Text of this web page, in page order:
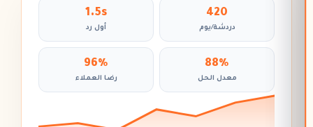
420
دردشة/يوم
1.5s
أول رد
88%
معدل الحل
96%
رضا العملاء